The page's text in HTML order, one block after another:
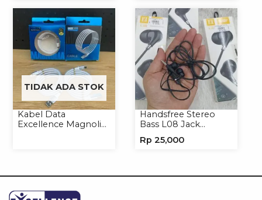
TIDAK ADA STOK
Kabel Data
Excellence Magnolia
Handsfree Stereo
Bass L08 Jack
Headphone
Rp 25,000